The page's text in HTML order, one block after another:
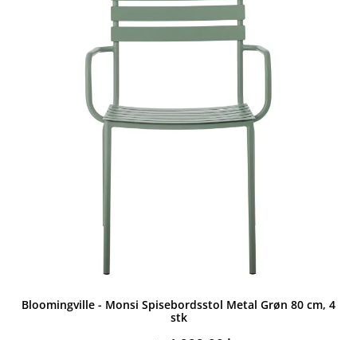
Bloomingville - Monsi Spisebordsstol Metal Grøn 80 cm, 4
stk